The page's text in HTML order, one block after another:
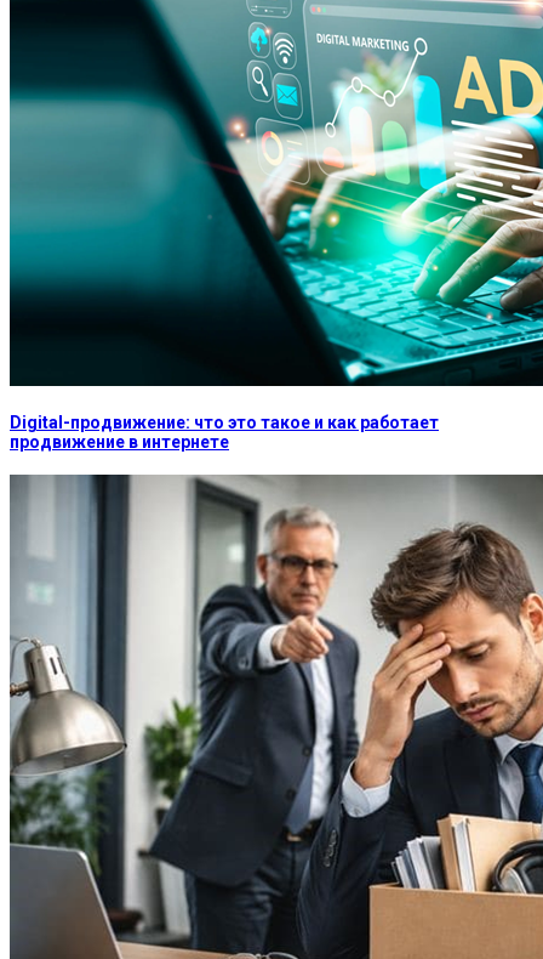
Digital-продвижение: что это такое и как работает
продвижение в интернете